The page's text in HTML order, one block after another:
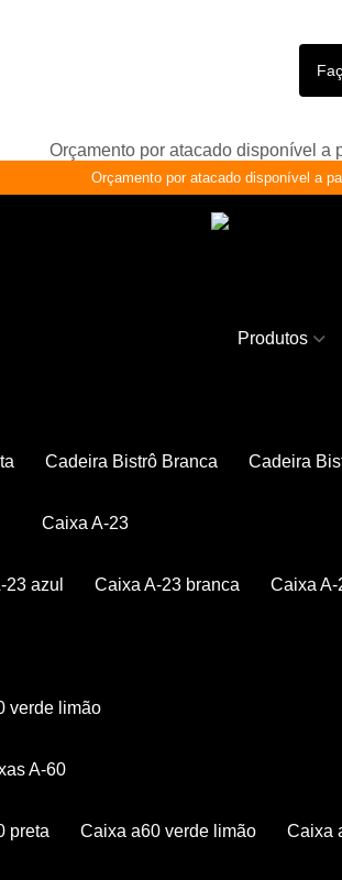
Orçamento por atacado disponível a
Orçamento por atacado disponível a
Produtos
Cadeira Bistrô Branca Cadeira
Caixa A-23
23 azul Caixa A-23 branca Caixa
verde limão
A-60
preta Caixa a60 verde limão